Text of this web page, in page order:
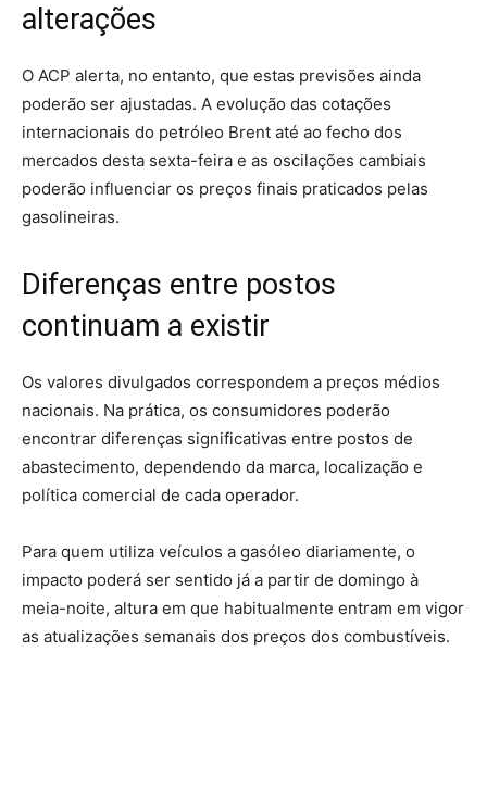
alterações
O ACP alerta, no entanto, que estas previsões ainda
poderão ser ajustadas. A evolução das cotações
internacionais do petróleo Brent até ao fecho dos
mercados desta sexta-feira e as oscilações cambiais
poderão influenciar os preços finais praticados pelas
gasolineiras.
Diferenças entre postos
continuam a existir
Os valores divulgados correspondem a preços médios
nacionais. Na prática, os consumidores poderão
encontrar diferenças significativas entre postos de
abastecimento, dependendo da marca, localização e
política comercial de cada operador.
Para quem utiliza veículos a gasóleo diariamente, o
impacto poderá ser sentido já a partir de domingo à
meia-noite, altura em que habitualmente entram em vigor
as atualizações semanais dos preços dos combustíveis.